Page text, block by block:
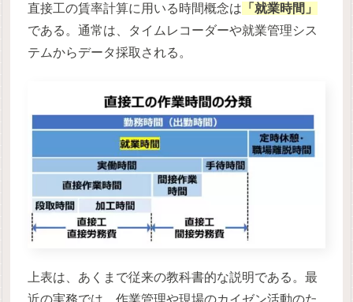
直接工の賃率計算に用いる時間概念は 「就業時間」
である。通常は、タイムレコーダーや就業管理シス
テムからデータ採取される。
上表は、あくまで従来の教科書的な説明である。最
近の実務では、作業管理や現場のカイゼン活動のた